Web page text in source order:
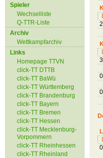
Spieler
Wechselliste
Q-TTR-Liste
Archiv
Wettkampfarchiv
Links
Homepage TTVN
click-TT DTTB
click-TT BaWü
click-TT Württemberg
click-TT Brandenburg
click-TT Bayern
click-TT Bremen
click-TT Hessen
click-TT Mecklenburg-
Vorpommern
click-TT Rheinhessen
click-TT Rheinland